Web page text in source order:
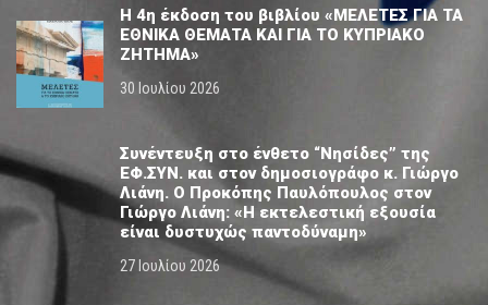
Η 4η έκδοση του βιβλίου «ΜΕΛΕΤΕΣ ΓΙΑ ΤΑ
ΕΘΝΙΚΑ ΘΕΜΑΤΑ ΚΑΙ ΓΙΑ ΤΟ ΚΥΠΡΙΑΚΟ
ΖΗΤΗΜΑ»
30 Ιουλίου 2026
Συνέντευξη στο ένθετο “Νησίδες” της
ΕΦ.ΣΥΝ. και στον δημοσιογράφο κ. Γιώργο
Λιάνη. Ο Προκόπης Παυλόπουλος στον
Γιώργο Λιάνη: «Η εκτελεστική εξουσία
είναι δυστυχώς παντοδύναμη»
27 Ιουλίου 2026